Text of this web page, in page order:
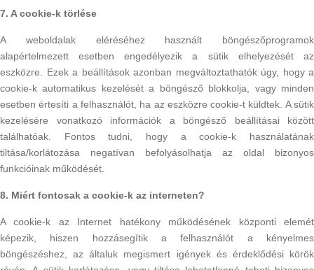
7. A cookie-k törlése
A weboldalak eléréséhez használt böngészőprogramok
alapértelmezett esetben engedélyezik a sütik elhelyezését az
eszközre. Ezek a beállítások azonban megváltoztathatók úgy, hogy a
cookie-k automatikus kezelését a böngésző blokkolja, vagy minden
esetben értesíti a felhasználót, ha az eszközre cookie-t küldtek. A sütik
kezelésére vonatkozó információk a böngésző beállításai között
találhatóak. Fontos tudni, hogy a cookie-k használatának
tiltása/korlátozása negatívan befolyásolhatja az oldal bizonyos
funkcióinak működését.
8. Miért fontosak a cookie-k az interneten?
A cookie-k az Internet hatékony működésének központi elemét
képezik, hiszen hozzásegítik a felhasználót a kényelmes
böngészéshez, az általuk megismert igények és érdeklődési körök